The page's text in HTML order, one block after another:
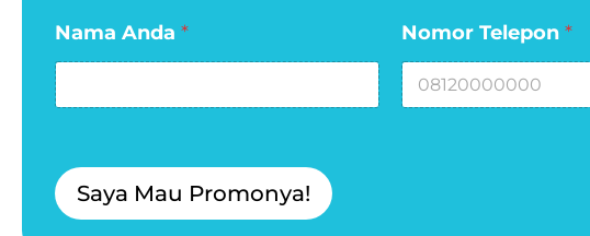
a
y
o
u
e
l
e
Nama Anda * Nomor Telepon *
Saya Mau Promonya!